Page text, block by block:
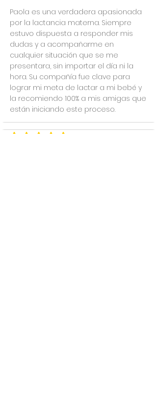
Paola es una verdadera apasionada
por la lactancia materna. Siempre
estuvo dispuesta a responder mis
dudas y a acompañarme en
cualquier situación que se me
presentara, sin importar el día ni la
hora. Su compañía fue clave para
lograr mi meta de lactar a mi bebé y
la recomiendo 100% a mis amigas que
están iniciando este proceso.